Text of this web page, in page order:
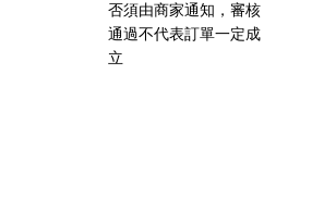
否須由商家通知，審核
通過不代表訂單一定成
立